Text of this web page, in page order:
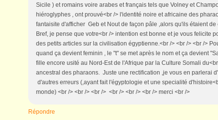
Sicile ) et romains voire arabes et français tels que Volney et
hiéroglyphes , ont prouvé<br /> l'identité noire et africaine des
fantaisite d'afficher Geb et Nout de façon pâle ,alors qu'ils étaient
Bref, je pense que votre<br /> intention est bonne et je vous felicite
des petits articles sur la civilisation égyptienne.<br /> <br /> <br />
quand ça devient feminin , le "t" se met après le nom et ça devient
fille encore usité au Nord-Est de l'Afrique par la Culture Somali
ancestral des pharaons. Juste une rectification ,je vous en parlerai
d'autres erreurs (,ayant fait l'égyptologie et une specialité
monde) <br /> <br /> <br /> <br /> <br /> <br /> merci <br />
Répondre